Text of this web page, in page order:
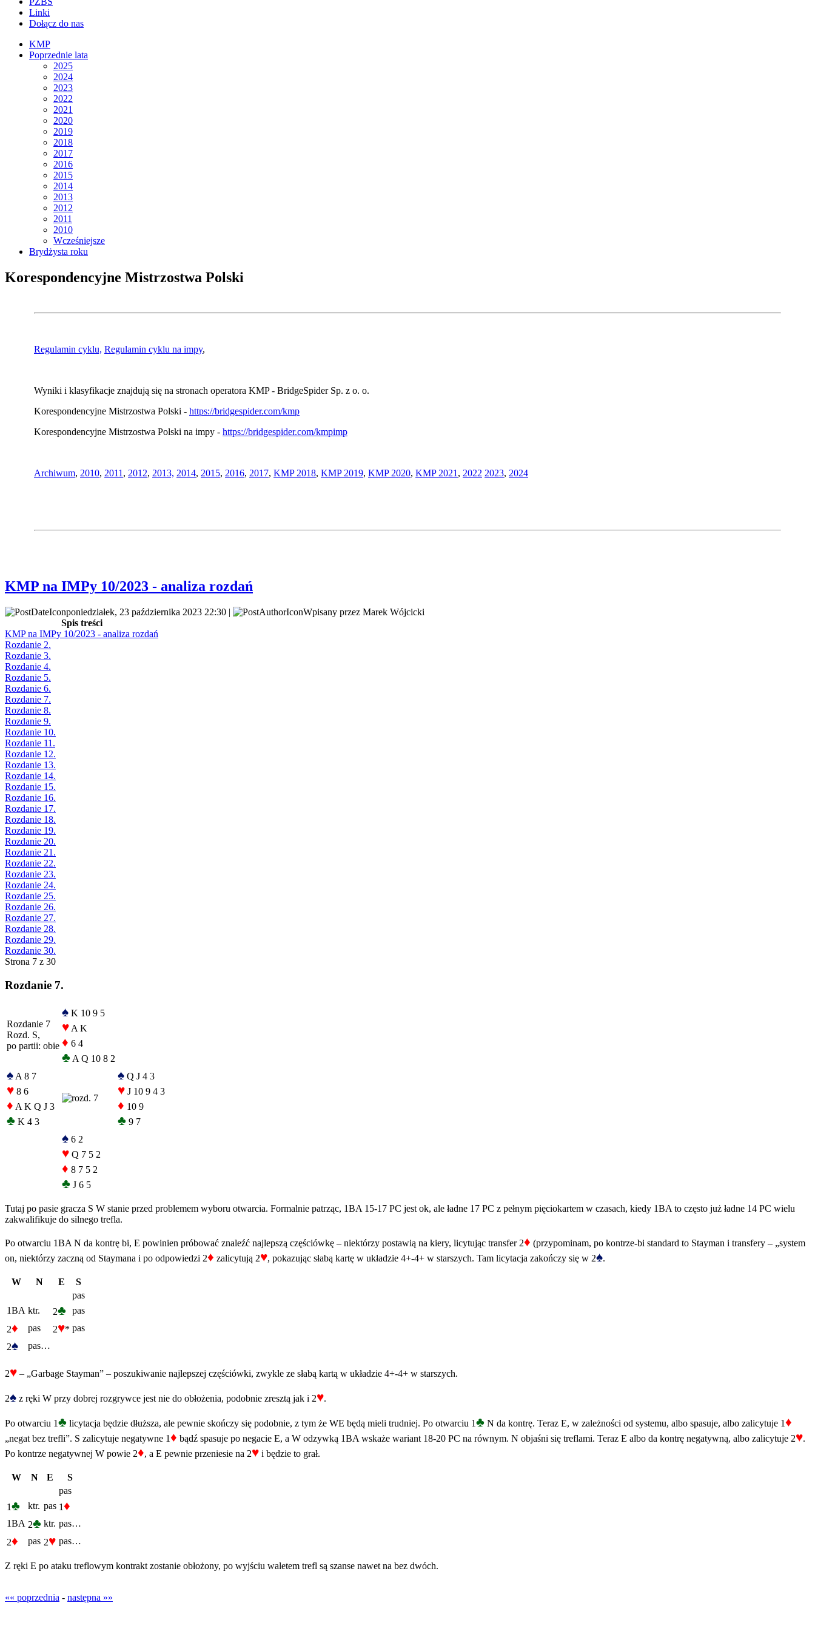
Linki
Dołącz do nas
KMP
Poprzednie lata
2025
2024
2023
2022
2021
2020
2019
2018
2017
2016
2015
2014
2013
2012
2011
2010
Wcześniejsze
Brydżysta roku
Korespondencyjne Mistrzostwa Polski
Regulamin cyklu, Regulamin cyklu na impy,
Wyniki i klasyfikacje znajdują się na stronach operatora KMP - BridgeSpider Sp. z o. o.
Korespondencyjne Mistrzostwa Polski - https://bridgespider.com/kmp
Korespondencyjne Mistrzostwa Polski na impy - https://bridgespider.com/kmpimp
Archiwum, 2010, 2011 , 2012, 2013, 2014, 2015, 2016, 2017, KMP 2018, KMP 2019, KMP 2020, KMP 2021 , 2022 2023, 2024
KMP na IMPy 10/2023 - analiza rozdań
poniedziałek, 23 października 2023 22:30 |
Wpisany przez Marek Wójcicki
Spis treści
KMP na IMPy 10/2023 - analiza rozdań
Rozdanie 2.
Rozdanie 3.
Rozdanie 4.
Rozdanie 5.
Rozdanie 6.
Rozdanie 7.
Rozdanie 8.
Rozdanie 9.
Rozdanie 10.
Rozdanie 11.
Rozdanie 12.
Rozdanie 13.
Rozdanie 14.
Rozdanie 15.
Rozdanie 16.
Rozdanie 17.
Rozdanie 18.
Rozdanie 19.
Rozdanie 20.
Rozdanie 21.
Rozdanie 22.
Rozdanie 23.
Rozdanie 24.
Rozdanie 25.
Rozdanie 26.
Rozdanie 27.
Rozdanie 28.
Rozdanie 29.
Rozdanie 30.
Strona 7 z 30
Rozdanie 7.
Rozdanie 7
Rozd. S,
po partii: obie
♠ K 10 9 5
♥ A K
♦ 6 4
♣ A Q 10 8 2
♠ A 8 7
♥ 8 6
♦ A K Q J 3
♣ K 4 3
♠ Q J 4 3
♥ J 10 9 4 3
♦ 10 9
♣ 9 7
♠ 6 2
♥ Q 7 5 2
♦ 8 7 5 2
♣ J 6 5
Tutaj po pasie gracza S W stanie przed problemem wyboru otwarcia. Formalnie patrząc, 1BA 15-17 PC jest ok, ale ładne 17 PC z pełnym pięciokartem w czasach, kiedy 1BA to często już ładne 14 PC wielu
zakwalifikuje do silnego trefla.
Po otwarciu 1BA N da kontrę bi, E powinien próbować znaleźć najlepszą częściówkę – niektórzy postawią na kiery, licytując transfer 2♦ (przypominam, po kontrze-bi standard to Stayman i transfery – „system
on, niektórzy zaczną od Staymana i po odpowiedzi 2♦ zalicytują 2♥, pokazując słabą kartę w układzie 4+-4+ w starszych. Tam licytacja zakończy się w 2♠.
W N E
S
pas
1BA ktr. 2♣ pas
2♦ pas 2♥* pas
2♠ pas…
2♥ – „Garbage Stayman” – poszukiwanie najlepszej częściówki, zwykle ze słabą kartą w układzie 4+-4+ w starszych.
2♠ z ręki W przy dobrej rozgrywce jest nie do obłożenia, podobnie zresztą jak i 2♥.
Po otwarciu 1♣ licytacja będzie dłuższa, ale pewnie skończy się podobnie, z tym że WE będą mieli trudniej. Po otwarciu 1♣ N da kontrę. Teraz E, w zależności od systemu, albo spasuje, albo zalicytuje 1♦
„negat bez trefli”. S zalicytuje negatywne 1♦ bądź spasuje po negacie E, a W odzywką 1BA wskaże wariant 18-20 PC na równym. N objaśni się treflami. Teraz E albo da kontrę negatywną, albo zalicytuje 2♥.
Po kontrze negatywnej W powie 2♦, a E pewnie przeniesie na 2♥ i będzie to grał.
W N E
S
pas
1♣ ktr. pas 1♦
1BA 2♣ ktr. pas…
2♦ pas 2♥ pas…
Z ręki E po ataku treflowym kontrakt zostanie obłożony, po wyjściu waletem trefl są szanse nawet na bez dwóch.
«« poprzednia - następna »»